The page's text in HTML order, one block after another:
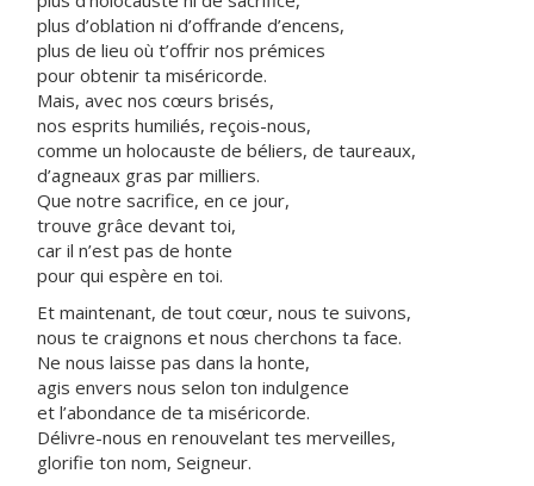
plus d’oblation ni d’offrande d’encens,
plus de lieu où t’offrir nos prémices
pour obtenir ta miséricorde.
Mais, avec nos cœurs brisés,
nos esprits humiliés, reçois-nous,
comme un holocauste de béliers, de taureaux,
d’agneaux gras par milliers.
Que notre sacrifice, en ce jour,
trouve grâce devant toi,
car il n’est pas de honte
pour qui espère en toi.
Et maintenant, de tout cœur, nous te suivons,
nous te craignons et nous cherchons ta face.
Ne nous laisse pas dans la honte,
agis envers nous selon ton indulgence
et l’abondance de ta miséricorde.
Délivre-nous en renouvelant tes merveilles,
glorifie ton nom, Seigneur.